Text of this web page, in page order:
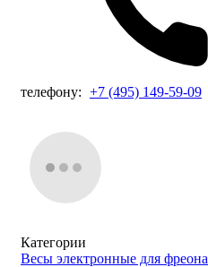
телефону: +7 (495) 149-59-09
Категории
Весы электронные для фреона